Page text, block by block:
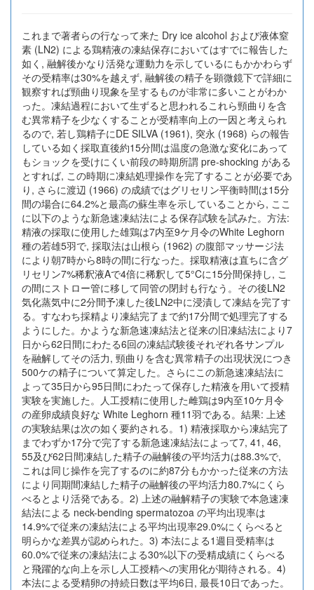
これまで著者らの行なって来た Dry ice alcohol および液体窒
素 (LN2) による鶏精液の凍結保存においてはすでに報告した
如く, 融解後かなり活発な運動力を示しているにもかかわらず
その受精率は30%を越えず, 融解後の精子を顕微鏡下で詳細に
観察すれば頸曲り現象を呈するものが非常に多いことがわか
った。凍結過程において生ずると思われるこれら頸曲りを含
む異常精子を少なくすることが受精率向上の一因と考えられ
るので, 若し鶏精子にDE SILVA (1961), 突永 (1968) らの報告
している如く採取直後約15分間は温度の急激な変化にあって
もショックを受けにくい前段の時期所謂 pre-shocking がある
とすれば, この時期に凍結処理操作を完了することが必要であ
り, さらに渡辺 (1966) の成績ではグリセリン平衡時間は15分
間の場合に64.2%と最高の蘇生率を示していることから, ここ
に以下のような新急速凍結法による保存試験を試みた。方法:
精液の採取に使用した雄鶏は7内至9ケ月令のWhite Leghorn
種の若雄5羽で, 採取法は山根ら (1962) の腹部マッサージ法
により朝7時から8時の間に行なった。採取精液は直ちに含グ
リセリン7%稀釈液Aで4倍に稀釈して5°Cに15分間保持し, こ
の間にストロー管に移して同管の閉封も行なう。その後LN2
気化蒸気中に2分間予凍した後LN2中に浸漬して凍結を完了す
る。すなわち採精より凍結完了まで約17分間で処理完了する
ようにした。かような新急速凍結法と従来の旧凍結法により7
日から62日間にわたる6回の凍結試験後それぞれ各サンプル
を融解してその活力, 頸曲りを含む異常精子の出現状況につき
500ケの精子について算定した。さらにこの新急速凍結法に
よって35日から95日間にわたって保存した精液を用いて授精
実験を実施した。人工授精に使用した雌鶏は9内至10ケ月令
の産卵成績良好な White Leghorn 種11羽である。結果: 上述
の実験結果は次の如く要約される。1) 精液採取から凍結完了
までわずか17分で完了する新急速凍結法によって7, 41, 46,
55及び62日間凍結した精子の融解後の平均活力は88.3%で,
これは同じ操作を完了するのに約87分もかかった従来の方法
により同期間凍結した精子の融解後の平均活力80.7%にくら
べるとより活発である。2) 上述の融解精子の実験で本急速凍
結法による neck-bending spermatozoa の平均出現率は
14.9%で従来の凍結法による平均出現率29.0%にくらべると
明らかな差異が認められた。3) 本法による1週目受精率は
60.0%で従来の凍結法による30%以下の受精成績にくらべる
と飛躍的な向上を示し人工授精への実用化が期待される。4)
本法による受精卵の持続日数は平均6日, 最長10日であった。